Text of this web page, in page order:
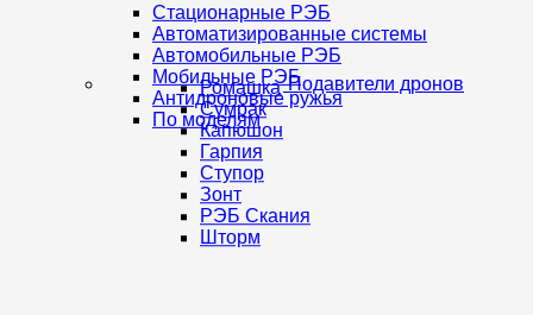
Подавители дронов
Стационарные РЭБ
Автоматизированные системы
Автомобильные РЭБ
Мобильные РЭБ
Антидроновые ружья
По моделям
Ромашка
Сумрак
Капюшон
Гарпия
Ступор
Зонт
РЭБ Скания
Шторм